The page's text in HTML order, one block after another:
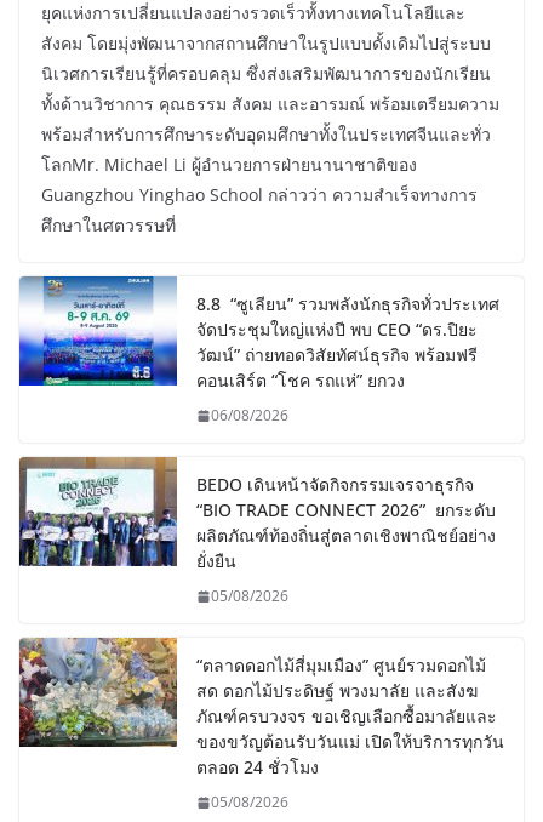
ยุคแห่งการเปลี่ยนแปลงอย่างรวดเร็วทั้งทางเทคโนโลยีและ
สังคม โดยมุ่งพัฒนาจากสถานศึกษาในรูปแบบดั้งเดิมไปสู่ระบบ
นิเวศการเรียนรู้ที่ครอบคลุม ซึ่งส่งเสริมพัฒนาการของนักเรียน
ทั้งด้านวิชาการ คุณธรรม สังคม และอารมณ์ พร้อมเตรียมความ
พร้อมสำหรับการศึกษาระดับอุดมศึกษาทั้งในประเทศจีนและทั่ว
โลกMr. Michael Li ผู้อำนวยการฝ่ายนานาชาติของ
Guangzhou Yinghao School กล่าวว่า ความสำเร็จทางการ
ศึกษาในศตวรรษที่
8.8 “ซูเลียน” รวมพลังนักธุรกิจทั่วประเทศ
จัดประชุมใหญ่แห่งปี พบ CEO “ดร.ปิยะ
วัฒน์” ถ่ายทอดวิสัยทัศน์ธุรกิจ พร้อมฟรี
คอนเสิร์ต “โชค รถแห่” ยกวง
06/08/2026
BEDO เดินหน้าจัดกิจกรรมเจรจาธุรกิจ
“BIO TRADE CONNECT 2026” ยกระดับ
ผลิตภัณฑ์ท้องถิ่นสู่ตลาดเชิงพาณิชย์อย่าง
ยั่งยืน
05/08/2026
“ตลาดดอกไม้สี่มุมเมือง” ศูนย์รวมดอกไม้
สด ดอกไม้ประดิษฐ์ พวงมาลัย และสังฆ
ภัณฑ์ครบวงจร ขอเชิญเลือกซื้อมาลัยและ
ของขวัญต้อนรับวันแม่ เปิดให้บริการทุกวัน
ตลอด 24 ชั่วโมง
05/08/2026